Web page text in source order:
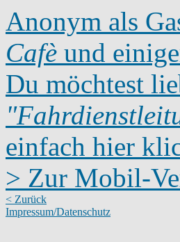
Anonym als
Cafè und
Du möchtest
einfach hier
> Zur Mobil-
< Zurück
Impressum/Datenschutz